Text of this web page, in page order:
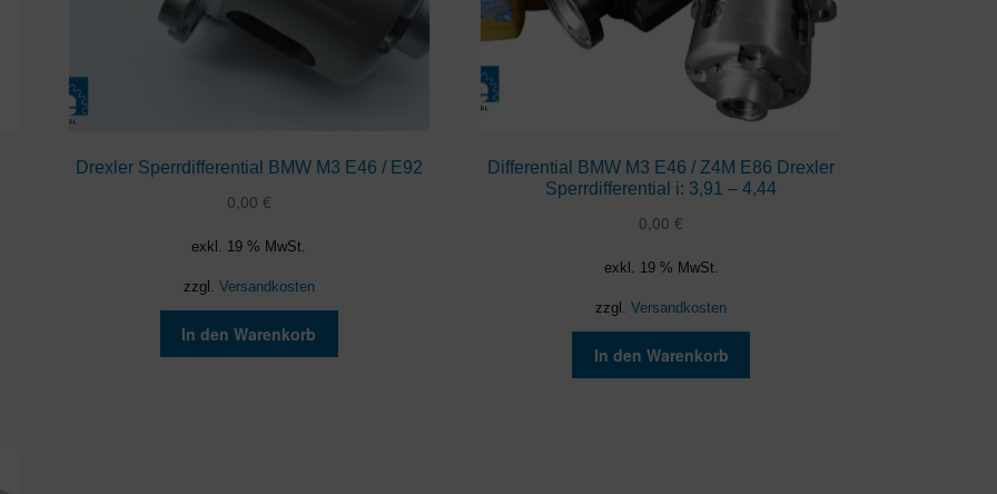
Drexler Sperrdifferential BMW M3 E46 / E92
0,00 €
exkl. 19 % MwSt.
zzgl. Versandkosten
In den Warenkorb
Differential BMW M3 E46 / Z4M E86 Drexler
Sperrdifferential i: 3,91 – 4,44
0,00€
exkl. 19 % MwSt.
zzgl.Versandkosten
In den Warenkorb